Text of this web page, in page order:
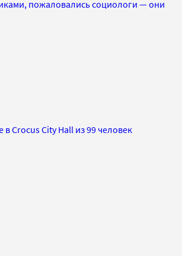
пожаловались социологи — они
Crocus City Hall из 99 человек